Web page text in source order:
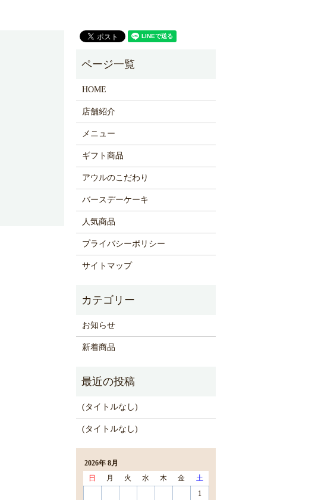
HOME
店舗紹介
メニュー
ギフト商品
アウルのこだわり
バースデーケーキ
人気商品
プライバシーポリシー
サイトマップ
お知らせ
新着商品
(タイトルなし)
(タイトルなし)
2026年 8月
日
月 火 水 木 金
土
1